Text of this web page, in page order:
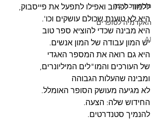
מרתון כתיבה
האקדמיה לסופרים
AI
ללמוד לכתוב ואפילו לתפעל את פייסבוק,
היא לא טוענת שכולם עושקים וכו'.
היא מבינה שכדי להוציא ספר טוב
יש המון עבודה של המון אנשים.
היא גם רואה את המספר האגדי
של העורכים והמו"לים המיליונרים,
ומבינה שהעלות הגבוהה
לא מגיעה מעושק הסופר האומלל.
החידוש שלה: הצעה.
להנמיך סטנדרטים.